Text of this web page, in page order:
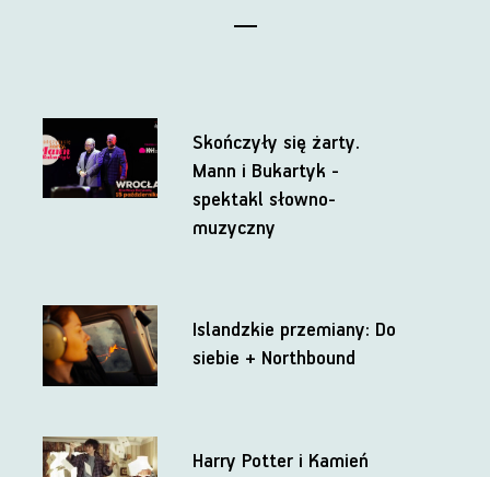
Skończyły się żarty.
Mann i Bukartyk -
spektakl słowno-
muzyczny
Islandzkie przemiany: Do
siebie + Northbound
Harry Potter i Kamień